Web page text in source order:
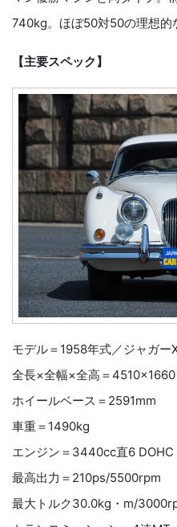
740kg。ほぼ50対50の理想的
【主要スペック】
モデル＝1958年式／ジャガー
全長×全幅×全高＝
ホイールベース＝2591mm
車重＝1490kg
エンジン＝3440cc直6 DOHC
最高出力＝210ps/5500rpm
最大トルク30.0kg・m/